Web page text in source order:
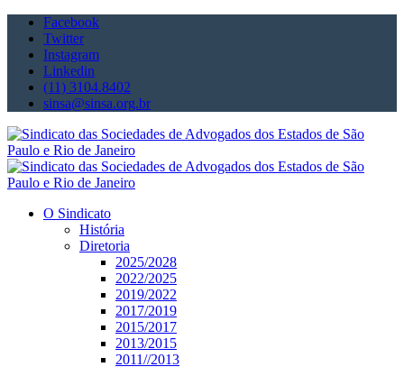
Facebook
Twitter
Instagram
Linkedin
(11) 3104.8402
sinsa@sinsa.org.br
O Sindicato
História
Diretoria
2025/2028
2022/2025
2019/2022
2017/2019
2015/2017
2013/2015
2011//2013